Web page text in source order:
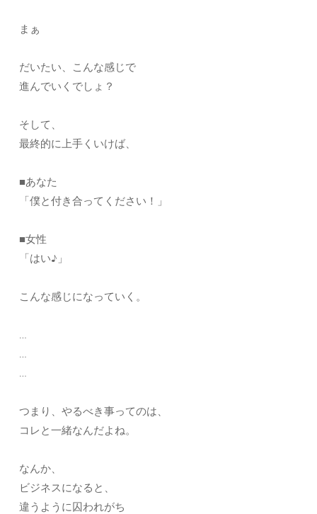
まぁ
だいたい、こんな感じで
進んでいくでしょ？
そして、
最終的に上手くいけば、
■あなた
「僕と付き合ってください！」
■女性
「はい♪」
こんな感じになっていく。
…
…
…
つまり、やるべき事ってのは、
コレと一緒なんだよね。
なんか、
ビジネスになると、
違うように囚われがち